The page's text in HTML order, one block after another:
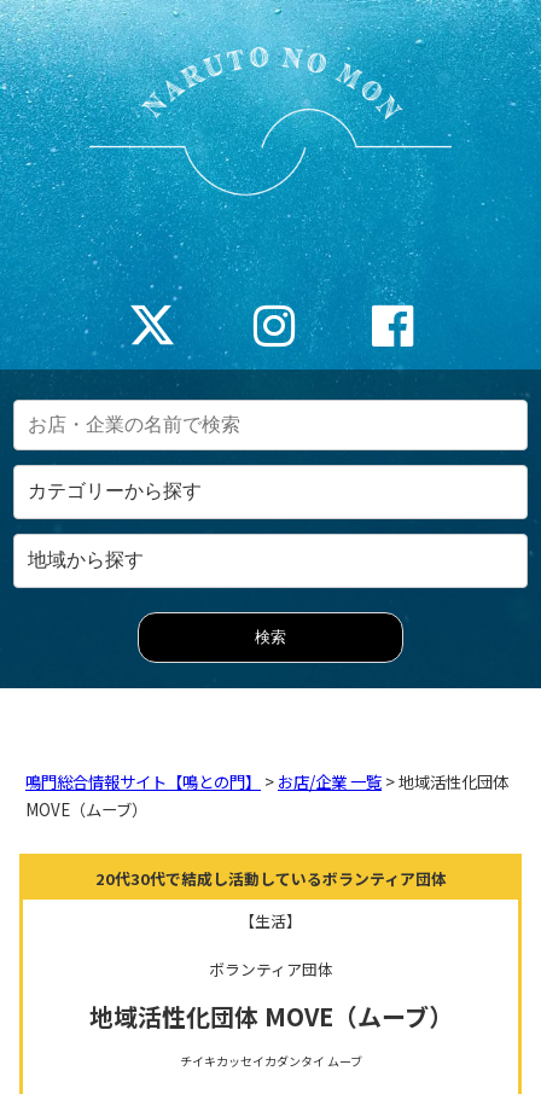
鳴門総合情報サイト【鳴との門】 > お店/企業 一覧 > 地域活性化団体
MOVE（ムーブ）
20代30代で結成し活動しているボランティア団体
【生活】
ボランティア団体
地域活性化団体 MOVE（ムーブ）
チイキカッセイカダンタイ ムーブ